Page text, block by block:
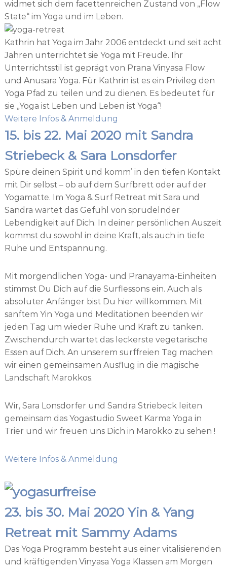
widmet sich dem facettenreichen Zustand von „Flow
State“ im Yoga und im Leben.
Kathrin hat Yoga im Jahr 2006 entdeckt und seit acht
Jahren unterrichtet sie Yoga mit Freude. Ihr
Unterrichtsstil ist geprägt von Prana Vinyasa Flow
und Anusara Yoga. Für Kathrin ist es ein Privileg den
Yoga Pfad zu teilen und zu dienen. Es bedeutet für
sie „Yoga ist Leben und Leben ist Yoga“!
Weitere Infos & Anmeldung
15. bis 22. Mai 2020 mit Sandra
Striebeck & Sara Lonsdorfer
Spüre deinen Spirit und komm’ in den tiefen Kontakt
mit Dir selbst – ob auf dem Surfbrett oder auf der
Yogamatte. Im Yoga & Surf Retreat mit Sara und
Sandra wartet das Gefühl von sprudelnder
Lebendigkeit auf Dich. In deiner persönlichen Auszeit
kommst du sowohl in deine Kraft, als auch in tiefe
Ruhe und Entspannung.
Mit morgendlichen Yoga- und Pranayama-Einheiten
stimmst Du Dich auf die Surflessons ein. Auch als
absoluter Anfänger bist Du hier willkommen. Mit
sanftem Yin Yoga und Meditationen beenden wir
jeden Tag um wieder Ruhe und Kraft zu tanken.
Zwischendurch wartet das leckerste vegetarische
Essen auf Dich. An unserem surffreien Tag machen
wir einen gemeinsamen Ausflug in die magische
Landschaft Marokkos.
Wir, Sara Lonsdorfer und Sandra Striebeck leiten
gemeinsam das Yogastudio Sweet Karma Yoga in
Trier und wir freuen uns Dich in Marokko zu sehen !
Weitere Infos & Anmeldung
23. bis 30. Mai 2020 Yin & Yang
Retreat mit Sammy Adams
Das Yoga Programm besteht aus einer vitalisierenden
und kräftigenden Vinyasa Yoga Klassen am Morgen